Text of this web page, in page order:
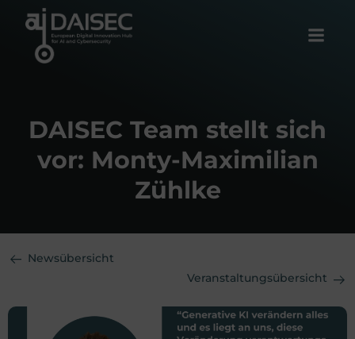
DAISEC Team stellt sich
vor: Monty-Maximilian
Zühlke
Newsübersicht
Veranstaltungsübersicht